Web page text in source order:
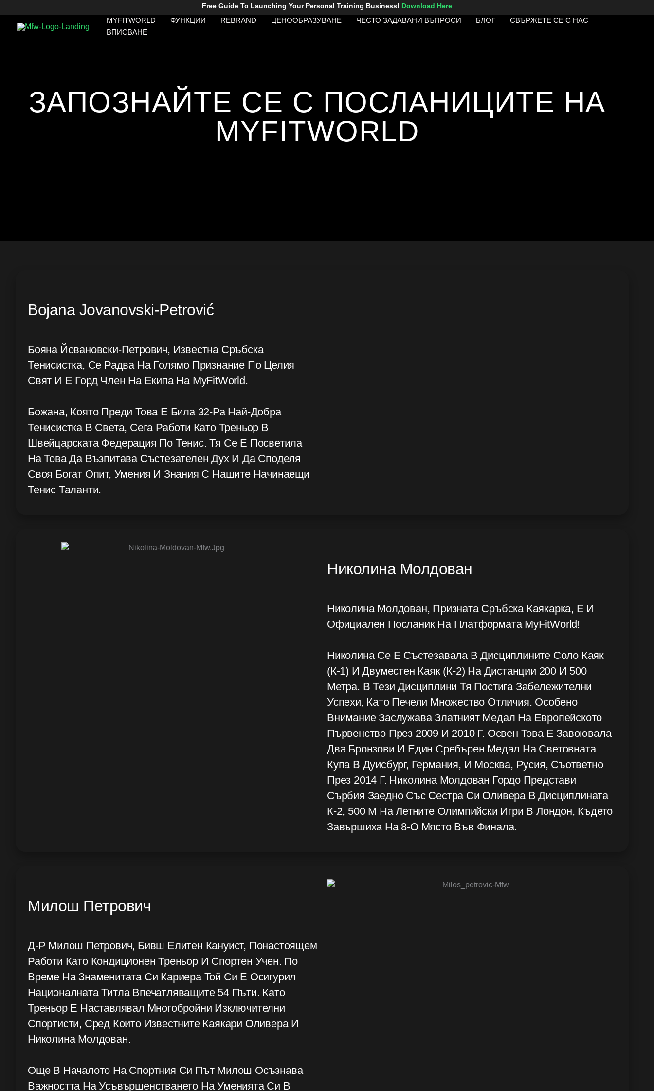
To
Content
Free Guide To Launching Your Personal Training Business! Download Here
MYFITWORLD ФУНКЦИИ REBRAND ЦЕНООБРАЗУВАНЕ ЧЕСТО ЗАДАВАНИ ВЪПРОСИ БЛОГ
СВЪРЖЕТЕ СЕ С НАС
ВПИСВАНЕ
ЗАПОЗНАЙТЕ СЕ С ПОСЛАНИЦИТЕ НА
MYFITWORLD
Bojana Jovanovski-Petrović
Бояна Йовановски-Петрович, Известна Сръбска
Тенисистка, Се Радва На Голямо Признание По Целия
Свят И Е Горд Член На Екипа На MyFitWorld.
Божана, Която Преди Това Е Била 32-Ра Най-Добра
Тенисистка В Света, Сега Работи Като Треньор В
Швейцарската Федерация По Тенис. Тя Се Е Посветила
На Това Да Възпитава Състезателен Дух И Да Споделя
Своя Богат Опит, Умения И Знания С Нашите Начинаещи
Тенис Таланти.
Николина Молдован
Николина Молдован, Призната Сръбска Каякарка, Е И
Официален Посланик На Платформата MyFitWorld!
Николина Се Е Състезавала В Дисциплините Соло Каяк
(К-1) И Двуместен Каяк (К-2) На Дистанции 200 И 500
Метра. В Тези Дисциплини Тя Постига Забележителни
Успехи, Като Печели Множество Отличия. Особено
Внимание Заслужава Златният Медал На Европейското
Първенство През 2009 И 2010 Г. Освен Това Е Завоювала
Два Бронзови И Един Сребърен Медал На Световната
Купа В Дуисбург, Германия, И Москва, Русия, Съответно
През 2014 Г. Николина Молдован Гордо Представи
Сърбия Заедно Със Сестра Си Оливера В Дисциплината
К-2, 500 М На Летните Олимпийски Игри В Лондон, Където
Завършиха На 8-О Място Във Финала.
Милош Петрович
Д-Р Милош Петрович, Бивш Елитен Кануист, Понастоящем
Работи Като Кондиционен Треньор И Спортен Учен. По
Време На Знаменитата Си Кариера Той Си Е Осигурил
Националната Титла Впечатляващите 54 Пъти. Като
Треньор Е Наставлявал Многобройни Изключителни
Спортисти, Сред Които Известните Каякари Оливера И
Николина Молдован.
Още В Началото На Спортния Си Път Милош Осъзнава
Важността На Усъвършенстването На Уменията Си В